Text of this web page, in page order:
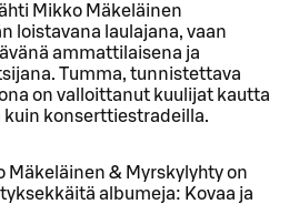
Mikko Mäkeläinen
loistavana laulajana, vaan
ammattilaisena ja
Tumma, tunnistettava
on valloittanut kuulijat kautta
konserttiestradeilla.
Mäkeläinen & Myrskylyhty on
albumeja: Kovaa ja